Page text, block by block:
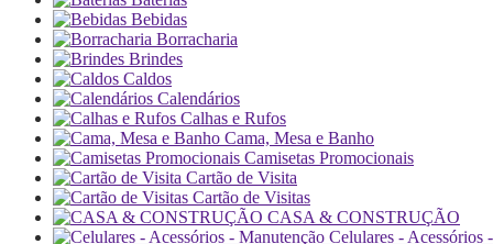
Bebidas
Borracharia
Brindes
Caldos
Calendários
Calhas e Rufos
Cama, Mesa e Banho
Camisetas Promocionais
Cartão de Visita
Cartão de Visitas
CASA & CONSTRUÇÃO
Celulares - Acessórios -